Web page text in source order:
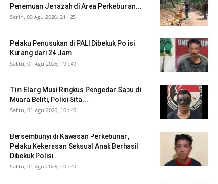
Penemuan Jenazah di Area Perkebunan...
Senin, 03 Agu 2026, 21 : 25
Pelaku Penusukan di PALI Dibekuk Polisi
Kurang dari 24 Jam
Sabtu, 01 Agu 2026, 19 : 49
Tim Elang Musi Ringkus Pengedar Sabu di
Muara Beliti, Polisi Sita...
Sabtu, 01 Agu 2026, 10 : 40
Bersembunyi di Kawasan Perkebunan,
Pelaku Kekerasan Seksual Anak Berhasil
Dibekuk Polisi
Sabtu, 01 Agu 2026, 10 : 40